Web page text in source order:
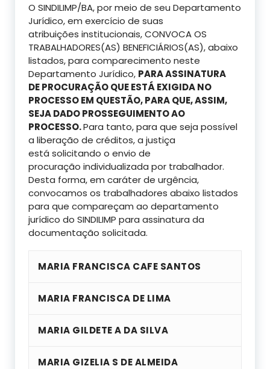
O SINDILIMP/BA, por meio de seu Departamento
Jurídico, em exercício de suas
atribuições institucionais, CONVOCA OS
TRABALHADORES(AS) BENEFICIÁRIOS(AS), abaixo
listados, para comparecimento neste
Departamento Jurídico, PARA ASSINATURA
DEPROCURAÇÃOQUE ESTÁ EXIGIDA NO
PROCESSO EM QUESTÃO, PARA QUE, ASSIM,
SEJA DADO PROSSEGUIMENTO AO
PROCESSO.Para tanto, para que seja possível
a liberação de créditos, a justiça
está solicitando o envio de
procuração individualizada por trabalhador.
Desta forma, em caráter de urgência,
convocamos os trabalhadores abaixo listados
para que compareçam ao departamento
jurídico do SINDILIMP para assinatura da
documentação solicitada.
MARIA FRANCISCA CAFE SANTOS
MARIA FRANCISCA DE LIMA
MARIA GILDETE A DA SILVA
MARIA GIZELIA S DE ALMEIDA